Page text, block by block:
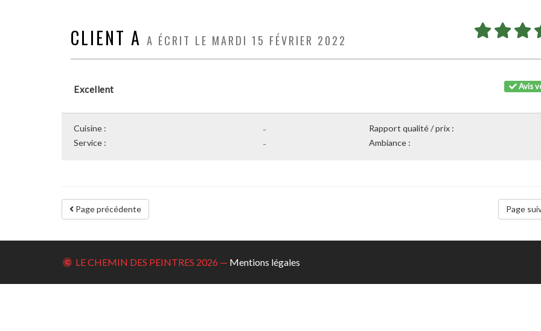
CLIENT A A ÉCRIT LE MARDI 15 FÉVRIER 2022
Avis
Excellent
-
Cuisine : Rapport qualité / prix :
-
Service : Ambiance :
Page
Page précédente
LE CHEMIN DES PEINTRES 2026 — Mentions légales